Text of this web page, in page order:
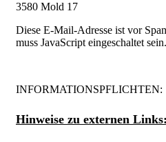
3580 Mold 17
Diese E-Mail-Adresse ist vor
muss JavaScript eingeschaltet sein.
INFORMATIONSPFLICHTEN:
Hinweise zu externen Links: